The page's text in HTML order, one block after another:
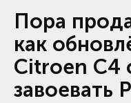
Пора
как
Citroen C4
завоевать